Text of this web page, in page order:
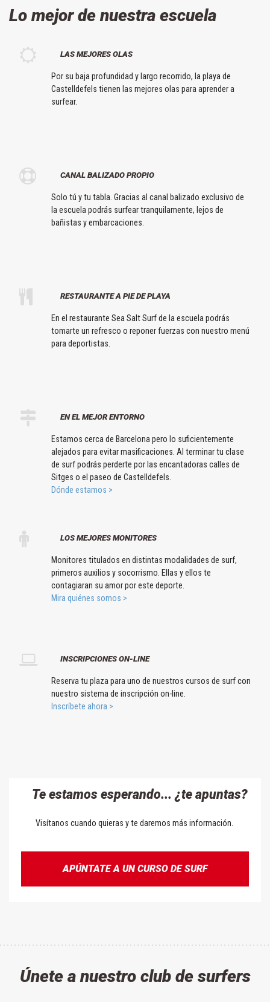
Lo mejor de nuestra escuela
LAS MEJORES OLAS
Por su baja profundidad y largo recorrido, la playa de
Castelldefels tienen las mejores olas para aprender a
surfear.
CANAL BALIZADO PROPIO
Solo tú y tu tabla. Gracias al canal balizado exclusivo de
la escuela podrás surfear tranquilamente, lejos de
bañistas y embarcaciones.
RESTAURANTE A PIE DE PLAYA
En el restaurante Sea Salt Surf de la escuela podrás
tomarte un refresco o reponer fuerzas con nuestro menú
para deportistas.
EN EL MEJOR ENTORNO
Estamos cerca de Barcelona pero lo suficientemente
alejados para evitar masificaciones. Al terminar tu clase
de surf podrás perderte por las encantadoras calles de
Sitges o el paseo de Castelldefels.
Dónde estamos >
LOS MEJORES MONITORES
Monitores titulados en distintas modalidades de surf,
primeros auxilios y socorrismo. Ellas y ellos te
contagiaran su amor por este deporte.
Mira quiénes somos >
INSCRIPCIONES ON-LINE
Reserva tu plaza para uno de nuestros cursos de surf con
nuestro sistema de inscripción on-line.
Inscríbete ahora >
Te estamos esperando... ¿te apuntas?
Visítanos cuando quieras y te daremos más información.
APÚNTATE A UN CURSO DE SURF
Únete a nuestro club de surfers